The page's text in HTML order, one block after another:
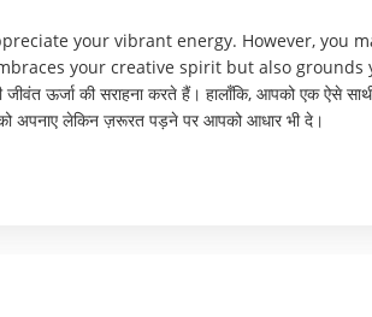
your vibrant energy. However, you
your creative spirit but also grounds
ऊर्जा की सराहना करते हैं। हालाँकि, आपको एक ऐसे
को अपनाए लेकिन ज़रूरत पड़ने पर आपको आधार भी दे।